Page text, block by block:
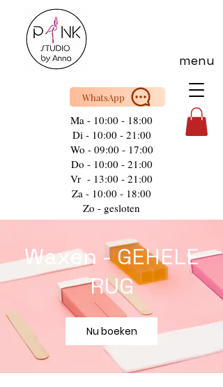
menu
Ma - 10:00 - 18:00
Di - 10:00 - 21:00
Wo - 09:00 - 17:00
Do - 10:00 - 21:00
Vr - 13:00 - 21:00
Za - 10:00 - 18:00
Zo - gesloten
WhatsApp
Waxen - GEHELE
RUG
Nu boeken